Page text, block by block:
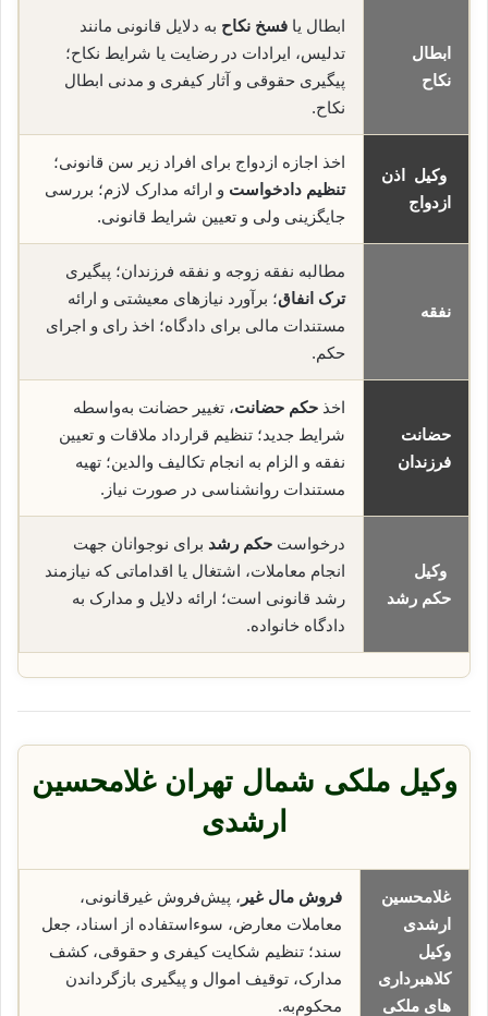
ابطال
نکاح
ابطال یا فسخ نکاح به دلایل قانونی مانند
تدلیس، ایرادات در رضایت یا شرایط نکاح؛
پیگیری حقوقی و آثار کیفری و مدنی ابطال
نکاح.
وکیل اذن
ازدواج
اخذ اجازه ازدواج برای افراد زیر سن قانونی؛
تنظیم دادخواست و ارائه مدارک لازم؛ بررسی
جایگزینی ولی و تعیین شرایط قانونی.
نفقه
مطالبه نفقه زوجه و نفقه فرزندان؛ پیگیری
ترک انفاق؛ برآورد نیازهای معیشتی و ارائه
مستندات مالی برای دادگاه؛ اخذ رای و اجرای
حکم.
حضانت
فرزندان
اخذ حکم حضانت، تغییر حضانت به‌واسطه
شرایط جدید؛ تنظیم قرارداد ملاقات و تعیین
نفقه و الزام به انجام تکالیف والدین؛ تهیه
مستندات روانشناسی در صورت نیاز.
وکیل
حکم رشد
درخواست حکم رشد برای نوجوانان جهت
انجام معاملات، اشتغال یا اقداماتی که نیازمند
رشد قانونی است؛ ارائه دلایل و مدارک به
دادگاه خانواده.
وکیل ملکی شمال تهران غلامحسین
ارشدی
غلامحسین
ارشدی
وکیل
کلاهبرداری
های ملکی
فروش مال غیر ، پیش‌فروش غیرقانونی،
معاملات معارض، سوء‌استفاده از اسناد، جعل
سند؛ تنظیم شکایت کیفری و حقوقی، کشف
مدارک، توقیف اموال و پیگیری بازگرداندن
محکوم‌به.